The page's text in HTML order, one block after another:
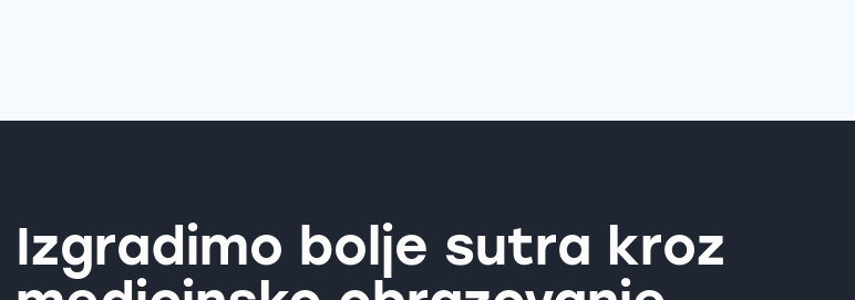
Izgradimo bolje sutra kroz